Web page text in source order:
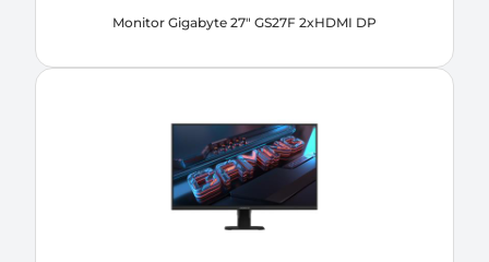
Monitor Gigabyte 27" GS27F 2xHDMI DP